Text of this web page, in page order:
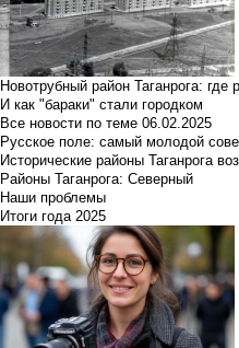
Новотрубный район Таганрога:
И как "бараки" стали городком
Все новости по теме 06.02.2025
Русское поле: самый молодой
Исторические районы Таганрога
Районы Таганрога: Северный
Наши проблемы
Итоги года 2025